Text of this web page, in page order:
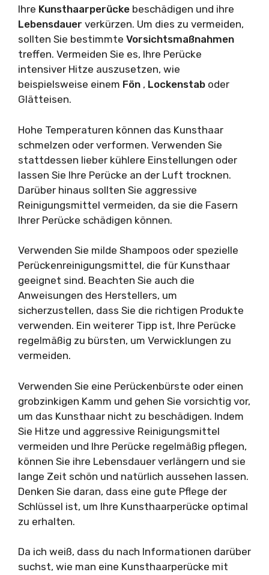
Ihre Kunsthaarperücke beschädigen und ihre
Lebensdauer verkürzen. Um dies zu vermeiden,
sollten Sie bestimmte Vorsichtsmaßnahmen
treffen. Vermeiden Sie es, Ihre Perücke
intensiver Hitze auszusetzen, wie
beispielsweise einem Fön , Lockenstab oder
Glätteisen.
Hohe Temperaturen können das Kunsthaar
schmelzen oder verformen. Verwenden Sie
stattdessen lieber kühlere Einstellungen oder
lassen Sie Ihre Perücke an der Luft trocknen.
Darüber hinaus sollten Sie aggressive
Reinigungsmittel vermeiden, da sie die Fasern
Ihrer Perücke schädigen können.
Verwenden Sie milde Shampoos oder spezielle
Perückenreinigungsmittel, die für Kunsthaar
geeignet sind. Beachten Sie auch die
Anweisungen des Herstellers, um
sicherzustellen, dass Sie die richtigen Produkte
verwenden. Ein weiterer Tipp ist, Ihre Perücke
regelmäßig zu bürsten, um Verwicklungen zu
vermeiden.
Verwenden Sie eine Perückenbürste oder einen
grobzinkigen Kamm und gehen Sie vorsichtig vor,
um das Kunsthaar nicht zu beschädigen. Indem
Sie Hitze und aggressive Reinigungsmittel
vermeiden und Ihre Perücke regelmäßig pflegen,
können Sie ihre Lebensdauer verlängern und sie
lange Zeit schön und natürlich aussehen lassen.
Denken Sie daran, dass eine gute Pflege der
Schlüssel ist, um Ihre Kunsthaarperücke optimal
zu erhalten.
Da ich weiß, dass du nach Informationen darüber
suchst, wie man eine Kunsthaarperücke mit